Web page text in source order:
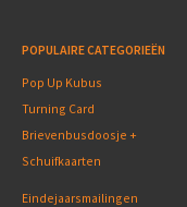
POPULAIRE CATEGORIEËN
Pop Up Kubus
Turning Card
Brievenbusdoosje +
Schuifkaarten
Eindejaarsmailingen